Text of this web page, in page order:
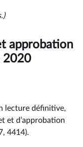
approbation
2020
lecture définitive,
et d’approbation
4414).